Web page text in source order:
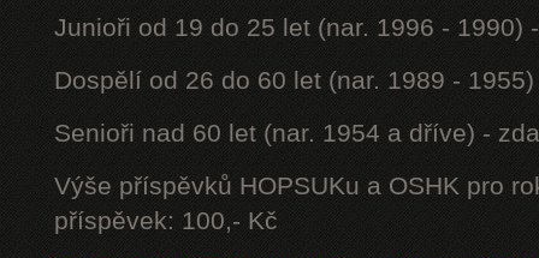
Junioři od 19 do 25 let (nar. 1996 - 1990)
Dospělí od 26 do 60 let (nar. 1989 -
Senioři nad 60 let (nar. 1954 a dříve) -
Výše příspěvků HOPSUKu a OSHK pro
příspěvek: 100,- Kč